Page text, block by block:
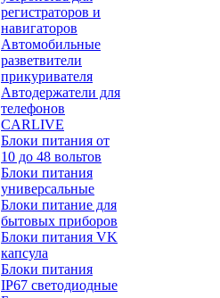
регистраторов и
навигаторов
Автомобильные
разветвители
прикуривателя
Автодержатели для
телефонов
CARLIVE
Блоки питания от
10 до 48 вольтов
Блоки питания
универсальные
Блоки питание для
бытовых приборов
Блоки питания VK
капсула
Блоки питания
IP67 светодиодные